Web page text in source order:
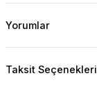
Yorumlar
Taksit Seçenekleri